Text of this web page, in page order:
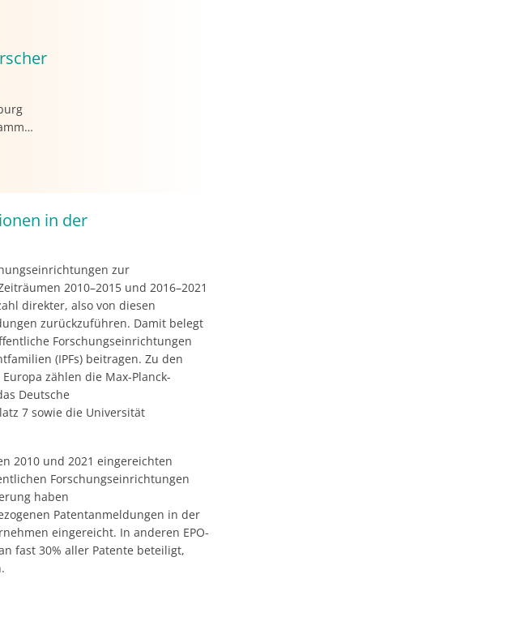
um
in der
zur
2010–2015 und 2016–2021
direkter, also von diesen
zurückzuführen. Damit belegt
Forschungseinrichtungen
(IPFs) beitragen. Zu den
zählen die Max-Planck-
Deutsche
7 sowie die Universität
2010 und 2021 eingereichten
Forschungseinrichtungen
haben
Patentanmeldungen in der
eingereicht. In anderen EPO-
fast 30% aller Patente beteiligt,